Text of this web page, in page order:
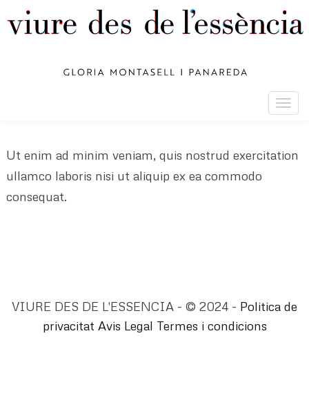
Ut enim ad minim veniam, quis nostrud exercitation
ullamco laboris nisi ut aliquip ex ea commodo
consequat.
VIURE DES DE L'ESSENCIA - © 2024 - Politica de
privacitat Avis Legal Termes i condicions